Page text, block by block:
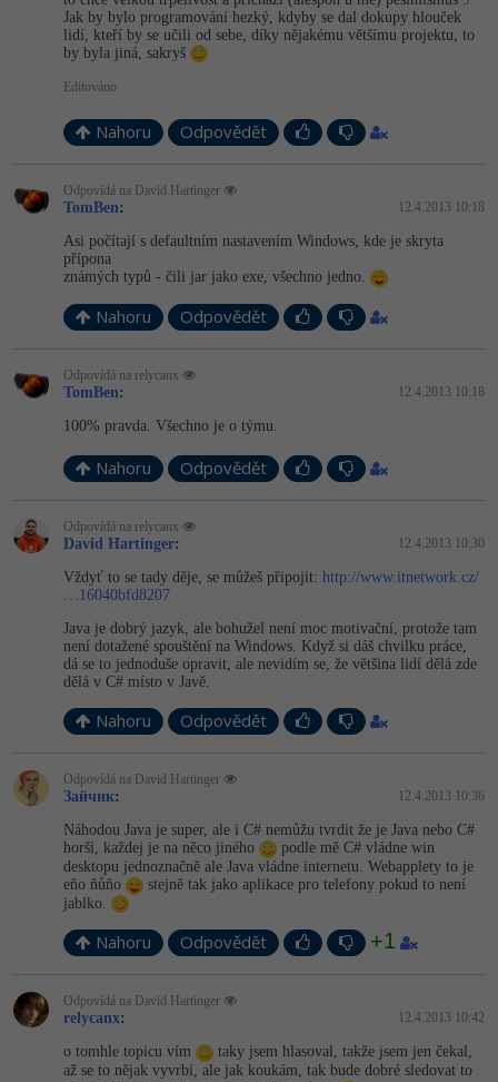
Jak by bylo programování hezký, kdyby se dal dokupy hlouček
lidí, kteří by se učili od sebe, díky nějakému většímu projektu, to
by byla jiná, sakryš
Editováno
Nahoru Odpovědět
Odpovídá na David Hartinger
TomBen: 12.4.2013 10:18
Asi počítají s defaultním nastavením Windows, kde je skryta
přípona
známých typů - čili jar jako exe, všechno jedno.
Nahoru Odpovědět
Odpovídá na relycanx
TomBen: 12.4.2013 10:18
100% pravda. Všechno je o týmu.
Nahoru Odpovědět
Odpovídá na relycanx
David Hartinger: 12.4.2013 10:30
Vždyť to se tady děje, se můžeš připojit: http://www.itnetwork.cz/
…16040bfd8207
Java je dobrý jazyk, ale bohužel není moc motivační, protože tam
není dotažené spouštění na Windows. Když si dáš chvilku práce,
dá se to jednoduše opravit, ale nevidím se, že většina lidí dělá zde
dělá v C# místo v Javě.
Nahoru Odpovědět
Odpovídá na David Hartinger
Зайчик: 12.4.2013 10:36
Náhodou Java je super, ale i C# nemůžu tvrdit že je Java nebo C#
horší, každej je na něco jiného
podle mě C# vládne win
desktopu jednoznačně ale Java vládne internetu. Webapplety to je
eňo ňůňo
stejně tak jako aplikace pro telefony pokud to není
jablko.
Nahoru Odpovědět +1
Odpovídá na David Hartinger
relycanx: 12.4.2013 10:42
o tomhle topicu vím
taky jsem hlasoval, takže jsem jen čekal,
až se to nějak vyvrbí, ale jak koukám, tak bude dobré sledovat to